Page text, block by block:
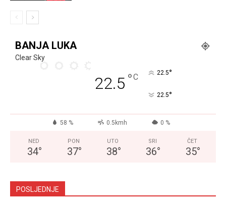
BANJA LUKA
Clear Sky
22.5 °C 22.5°
22.5°
58 % 0.5kmh 0 %
NED
34°
PON
37°
UTO
38°
SRI
36°
ČET
35°
POSLJEDNJE